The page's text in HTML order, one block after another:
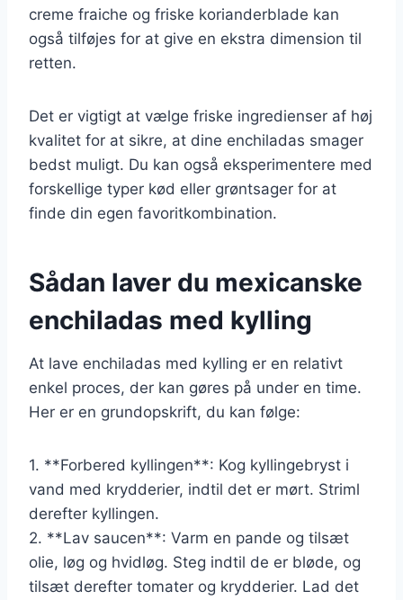
creme fraiche og friske korianderblade kan
også tilføjes for at give en ekstra dimension til
retten.
Det er vigtigt at vælge friske ingredienser af høj
kvalitet for at sikre, at dine enchiladas smager
bedst muligt. Du kan også eksperimentere med
forskellige typer kød eller grøntsager for at
finde din egen favoritkombination.
Sådan laver du mexicanske
enchiladas med kylling
At lave enchiladas med kylling er en relativt
enkel proces, der kan gøres på under en time.
Her er en grundopskrift, du kan følge:
1. **Forbered kyllingen**: Kog kyllingebryst i
vand med krydderier, indtil det er mørt. Striml
derefter kyllingen.
2. **Lav saucen**: Varm en pande og tilsæt
olie, løg og hvidløg. Steg indtil de er bløde, og
tilsæt derefter tomater og krydderier. Lad det